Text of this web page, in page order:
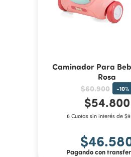
Caminador Para
Rosa
$60.900 -10%
$54.800
6 Cuotas sin interés de
Pagando con